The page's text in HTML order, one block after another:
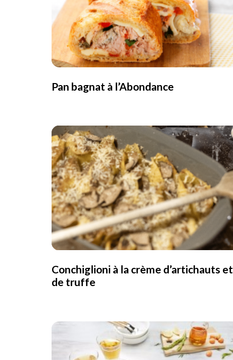
Pan bagnat à l’Abondance
Conchiglioni à la crème d’artichauts et
de truffe